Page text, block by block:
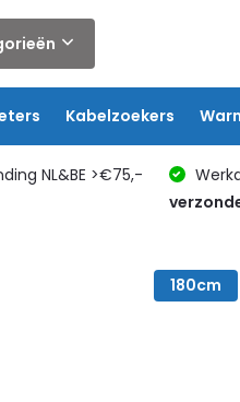
Kabelzoekers
NL&BE >€75,-
180cm